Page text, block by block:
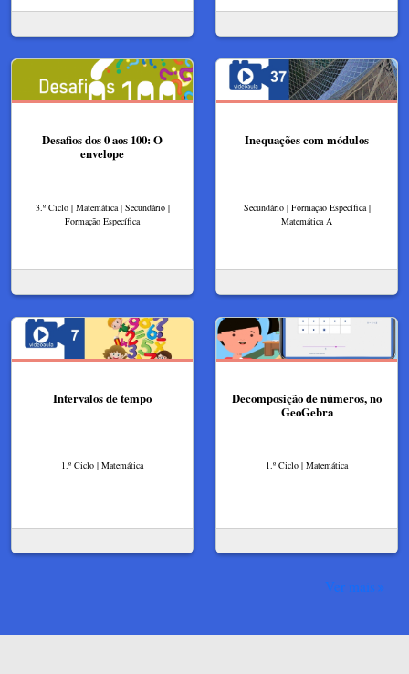
Desafios dos 0 aos 100: O
envelope
3.º Ciclo | Matemática | Secundário |
Formação Específica
Inequações com módulos
Secundário | Formação Específica |
Matemática A
Intervalos de tempo
1.º Ciclo | Matemática
Decomposição de números, no
GeoGebra
1.º Ciclo | Matemática
Ver mais